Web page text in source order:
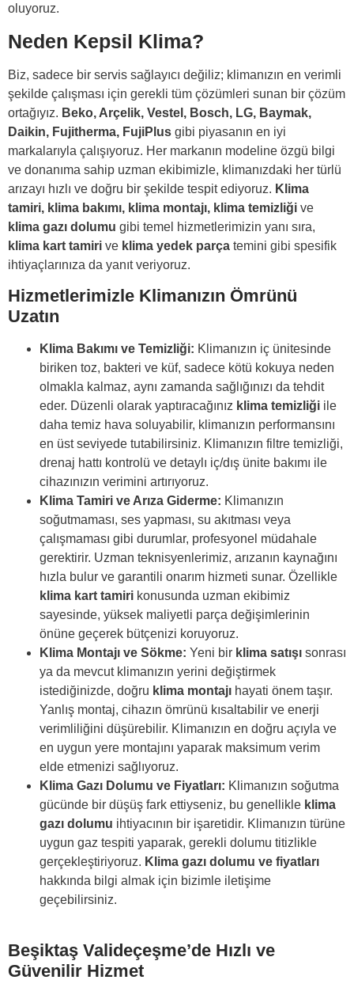
oluyoruz.
Neden Kepsil Klima?
Biz, sadece bir servis sağlayıcı değiliz; klimanızın en verimli
şekilde çalışması için gerekli tüm çözümleri sunan bir çözüm
ortağıyız. Beko, Arçelik, Vestel, Bosch, LG, Baymak,
Daikin, Fujitherma, FujiPlus gibi piyasanın en iyi
markalarıyla çalışıyoruz. Her markanın modeline özgü bilgi
ve donanıma sahip uzman ekibimizle, klimanızdaki her türlü
arızayı hızlı ve doğru bir şekilde tespit ediyoruz. Klima
tamiri, klima bakımı, klima montajı, klima temizliği ve
klima gazı dolumu gibi temel hizmetlerimizin yanı sıra,
klima kart tamiri ve klima yedek parça temini gibi spesifik
ihtiyaçlarınıza da yanıt veriyoruz.
Hizmetlerimizle Klimanızın Ömrünü
Uzatın
Klima Bakımı ve Temizliği: Klimanızın iç ünitesinde
biriken toz, bakteri ve küf, sadece kötü kokuya neden
olmakla kalmaz, aynı zamanda sağlığınızı da tehdit
eder. Düzenli olarak yaptıracağınız klima temizliği ile
daha temiz hava soluyabilir, klimanızın performansını
en üst seviyede tutabilirsiniz. Klimanızın filtre temizliği,
drenaj hattı kontrolü ve detaylı iç/dış ünite bakımı ile
cihazınızın verimini artırıyoruz.
Klima Tamiri ve Arıza Giderme: Klimanızın
soğutmaması, ses yapması, su akıtması veya
çalışmaması gibi durumlar, profesyonel müdahale
gerektirir. Uzman teknisyenlerimiz, arızanın kaynağını
hızla bulur ve garantili onarım hizmeti sunar. Özellikle
klima kart tamiri konusunda uzman ekibimiz
sayesinde, yüksek maliyetli parça değişimlerinin
önüne geçerek bütçenizi koruyoruz.
Klima Montajı ve Sökme: Yeni bir klima satışı sonrası
ya da mevcut klimanızın yerini değiştirmek
istediğinizde, doğru klima montajı hayati önem taşır.
Yanlış montaj, cihazın ömrünü kısaltabilir ve enerji
verimliliğini düşürebilir. Klimanızın en doğru açıyla ve
en uygun yere montajını yaparak maksimum verim
elde etmenizi sağlıyoruz.
Klima Gazı Dolumu ve Fiyatları: Klimanızın soğutma
gücünde bir düşüş fark ettiyseniz, bu genellikle klima
gazı dolumu ihtiyacının bir işaretidir. Klimanızın türüne
uygun gaz tespiti yaparak, gerekli dolumu titizlikle
gerçekleştiriyoruz. Klima gazı dolumu ve fiyatları
hakkında bilgi almak için bizimle iletişime
geçebilirsiniz.
Beşiktaş Valideçeşme’de Hızlı ve
Güvenilir Hizmet